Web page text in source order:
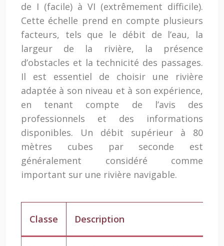
de I (facile) à VI (extrêmement difficile).
Cette échelle prend en compte plusieurs
facteurs, tels que le débit de l’eau, la
largeur de la rivière, la présence
d’obstacles et la technicité des passages.
Il est essentiel de choisir une rivière
adaptée à son niveau et à son expérience,
en tenant compte de l’avis des
professionnels et des informations
disponibles. Un débit supérieur à 80
mètres cubes par seconde est
généralement considéré comme
important sur une rivière navigable.
Classe Description